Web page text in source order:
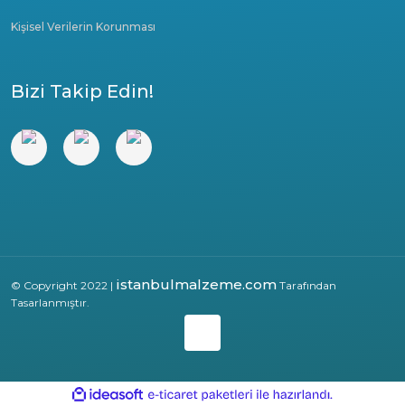
Kişisel Verilerin Korunması
Bizi Takip Edin!
© Copyright 2022 | istanbulmalzeme.com Tarafından
Tasarlanmıştır.
ideasoft
e-